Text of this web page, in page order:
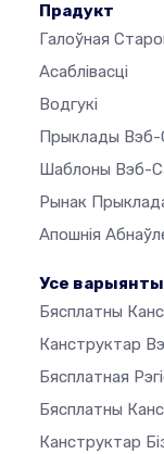
Прадукт
Галоўная
Асаблівасці
Водгукі
Прыклады Вэб-
Шаблоны Вэб-
Рынак
Апошнія
Усе варыянты
Бясплатны
Канструктар
Бясплатная
Бясплатны
Канструктар